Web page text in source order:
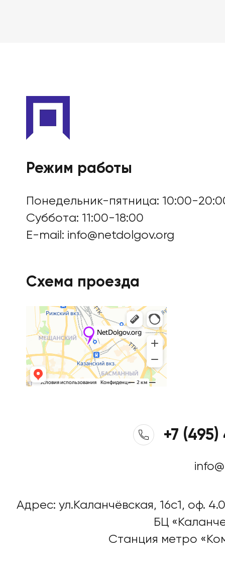
Режим работы
Понедельник-пятница: 10:00-
Суббота: 11:00-18:00
E-mail: info@netdolgov.org
Схема проезда
+7
Адрес: ул.Каланчёвская, 16c1, оф.
БЦ
Станция метро